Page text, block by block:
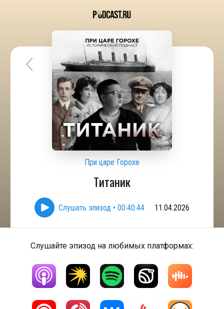
При царе Горохе
Титаник
Слушать эпизод • 00:40:44 11.04.2026
Слушайте эпизод на любимых платформах: